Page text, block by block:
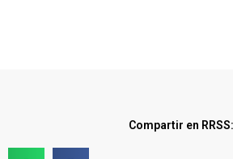
Compartir en RRSS: